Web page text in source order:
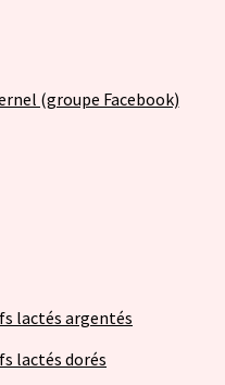
(groupe Facebook)
lactés argentés
lactés dorés